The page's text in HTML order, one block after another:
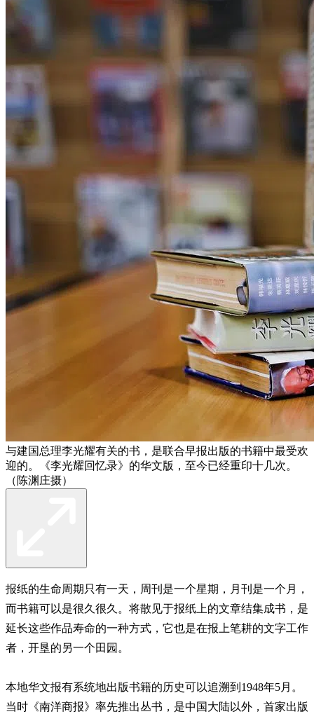
与建国总理李光耀有关的书，是联合早报出版的书籍中最受欢
迎的。《李光耀回忆录》的华文版，至今已经重印十几次。
（陈渊庄摄）
报纸的生命周期只有一天，周刊是一个星期，月刊是一个月，
而书籍可以是很久很久。将散见于报纸上的文章结集成书，是
延长这些作品寿命的一种方式，它也是在报上笔耕的文字工作
者，开垦的另一个田园。
本地华文报有系统地出版书籍的历史可以追溯到1948年5月。
当时《南洋商报》率先推出丛书，是中国大陆以外，首家出版